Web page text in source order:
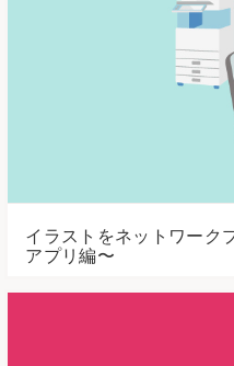
イラストをネットワーク
アプリ編〜